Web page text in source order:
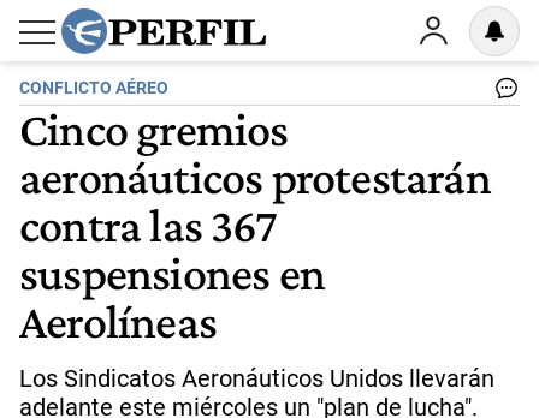
CONFLICTO AÉREO
Cinco gremios
aeronáuticos protestarán
contra las 367
suspensiones en
Aerolíneas
Los Sindicatos Aeronáuticos Unidos llevarán
adelante este miércoles un "plan de lucha".